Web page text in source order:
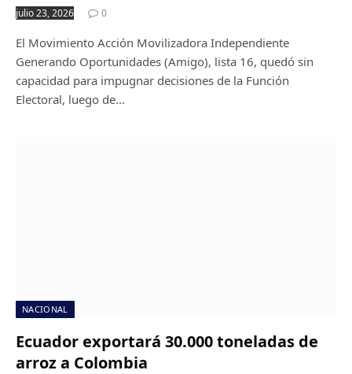
julio 23, 2026 0
El Movimiento Acción Movilizadora Independiente
Generando Oportunidades (Amigo), lista 16, quedó sin
capacidad para impugnar decisiones de la Función
Electoral, luego de…
NACIONAL
Ecuador exportará 30.000 toneladas de
arroz a Colombia